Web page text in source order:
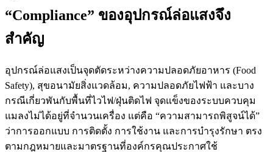
“Compliance” ของอุปกรณ์ล่อแสงจึง
สำคัญ
อุปกรณ์ล่อแสงเป็นจุดตัดระหว่างความปลอดภัยอาหาร (Food
Safety), สุขอนามัยสิ่งแวดล้อม, ความปลอดภัยไฟฟ้า และบาง
กรณีเกี่ยวพันกับพื้นที่ไวไฟ/ฝุ่นติดไฟ จุดแข็งของระบบควบคุม
แมลงไม่ได้อยู่ที่จำนวนเครื่อง แต่คือ “ความสามารถพิสูจน์ได้”
ว่าการออกแบบ การติดตั้ง การใช้งาน และการบำรุงรักษา ตรง
ตามกฎหมายและมาตรฐานที่องค์กรคุณประกาศใช้